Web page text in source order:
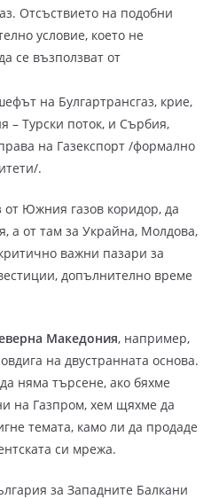
Отсъствието на подобни
условие, което не
се възползват от
на Булгартрансгаз, крие,
– Турски поток, и Сърбия,
на Газекспорт /формално
.
от Южния газов коридор, да
а от там за Украйна, Молдова,
важни пазари за
допълнително време
Македония, например,
на двустранната основа.
няма търсене, ако бяхме
на Газпром, хем щяхме да
темата, камо ли да продаде
си мрежа.
за Западните Балкани